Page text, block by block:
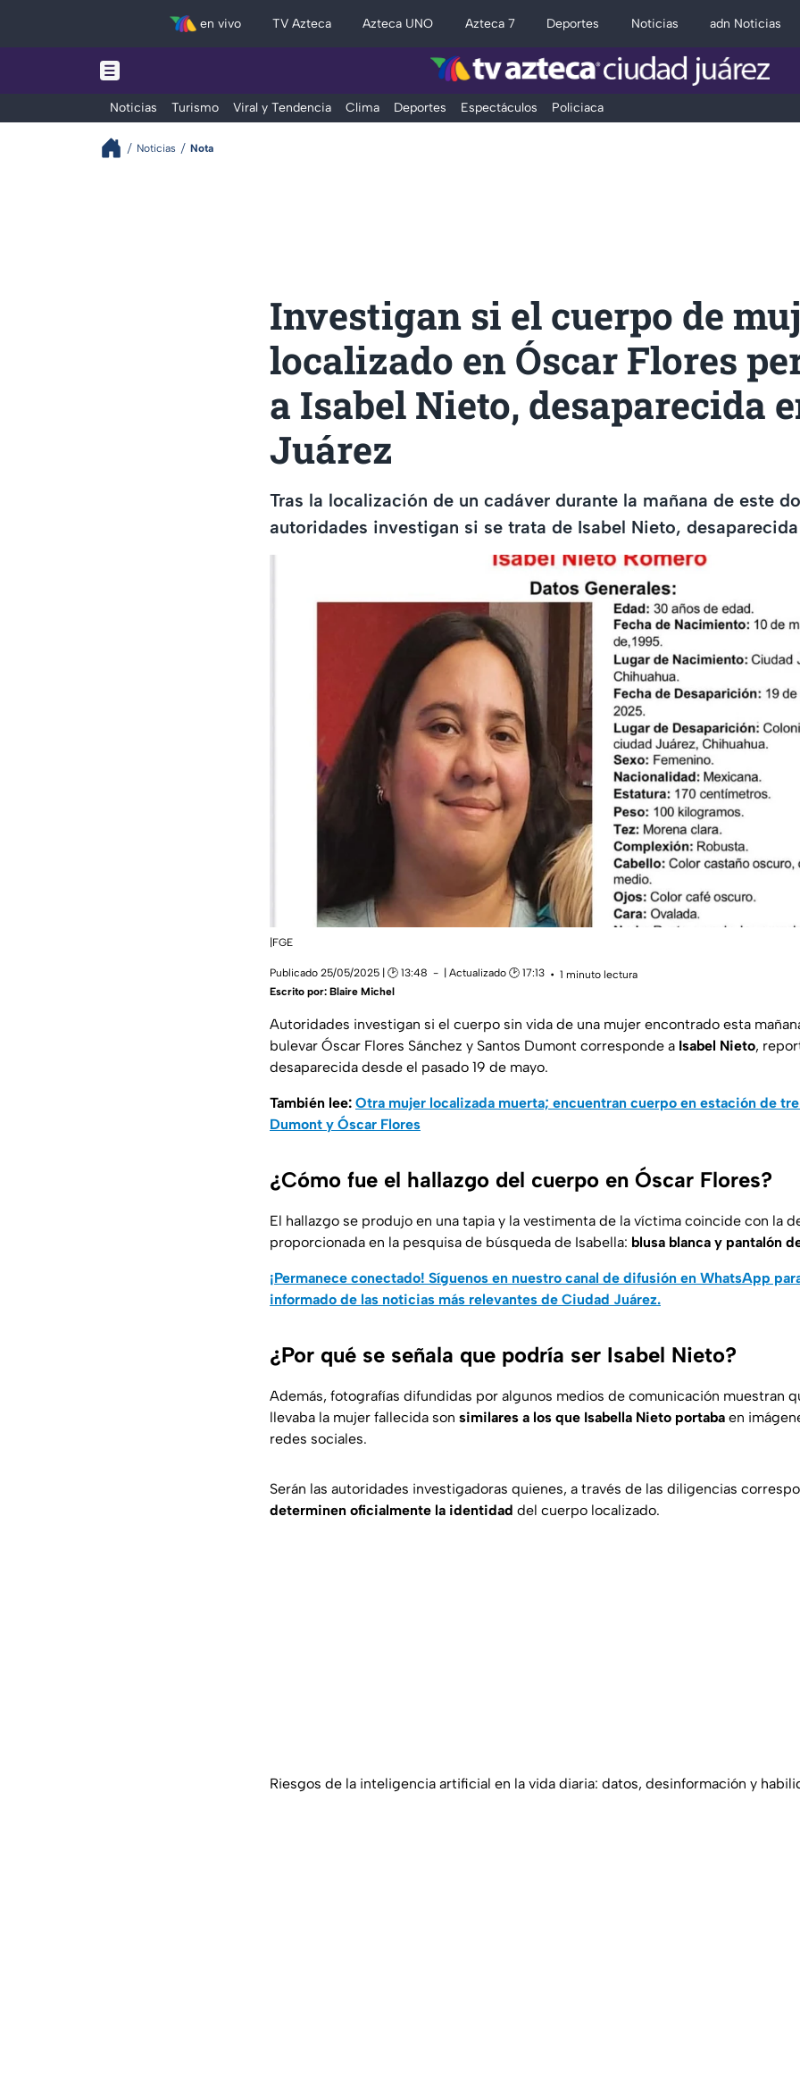
en vivo TV Azteca Azteca UNO Azteca 7 Deportes Noticias adn Noticias
Noticias Turismo Viral y Tendencia Clima Deportes Espectáculos Policiaca
Noticias Nota
Investigan si el cuerpo de
localizado en Óscar Flores
a Isabel Nieto, desaparecida
Juárez
Tras la localización de un cadáver durante la mañana de este
autoridades investigan si se trata de Isabel Nieto,
|FGE
Publicado 25/05/2025 | 🕑 13:48 | Actualizado 🕑 17:13
1 minuto lectura
Escrito por: Blaire Michel
Autoridades investigan si el cuerpo sin vida de una mujer encontrado esta
bulevar Óscar Flores Sánchez y Santos Dumont corresponde a Isabel Nieto,
desaparecida desde el pasado 19 de mayo.
También lee: Otra mujer localizada muerta; encuentran cuerpo en estación de
Dumont y Óscar Flores
¿Cómo fue el hallazgo del cuerpo en Óscar Flores?
El hallazgo se produjo en una tapia y la vestimenta de la víctima coincide con la
proporcionada en la pesquisa de búsqueda de Isabella: blusa blanca y pantalón
¡Permanece conectado! Síguenos en nuestro canal de difusión en WhatsApp
informado de las noticias más relevantes de Ciudad Juárez.
¿Por qué se señala que podría ser Isabel Nieto?
Además, fotografías difundidas por algunos medios de comunicación muestran
llevaba la mujer fallecida son similares a los que Isabella Nieto portaba en
redes sociales.
Serán las autoridades investigadoras quienes, a través de las diligencias
determinen oficialmente la identidad del cuerpo localizado.
Riesgos de la inteligencia artificial en la vida diaria: datos, desinformación y